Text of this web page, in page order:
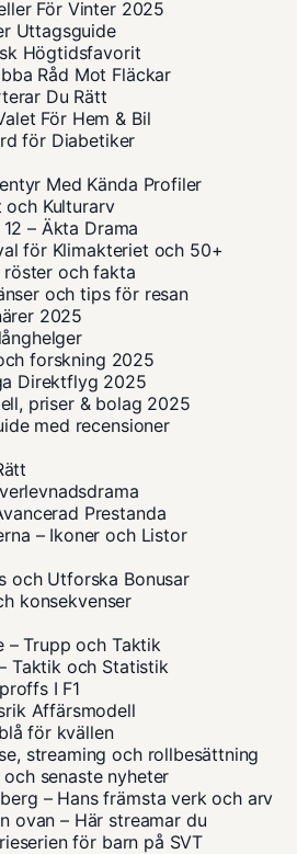
För Vinter 2025
Uttagsguide
Högtidsfavorit
Råd Mot Fläckar
Du Rätt
För Hem & Bil
för Diabetiker
Med Kända Profiler
och Kulturarv
– Äkta Drama
för Klimakteriet och 50+
röster och fakta
och tips för resan
2025
forskning 2025
Direktflyg 2025
priser & bolag 2025
med recensioner
Prestanda
– Ikoner och Listor
och Utforska Bonusar
konsekvenser
– Trupp och Taktik
Taktik och Statistik
I F1
Affärsmodell
för kvällen
streaming och rollbesättning
senaste nyheter
– Hans främsta verk och arv
ovan – Här streamar du
för barn på SVT